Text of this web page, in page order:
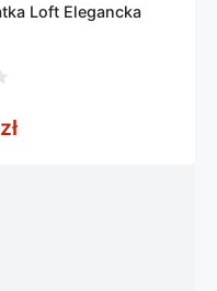
Loft Elegancka
zł